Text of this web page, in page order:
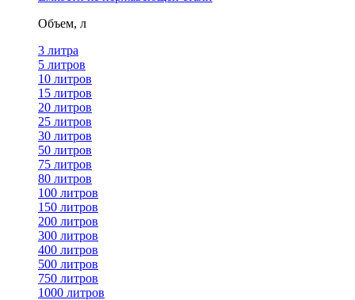
Объем, л
3 литра
5 литров
10 литров
15 литров
20 литров
25 литров
30 литров
50 литров
75 литров
80 литров
100 литров
150 литров
200 литров
300 литров
400 литров
500 литров
750 литров
1000 литров